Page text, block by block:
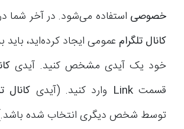
خصوصی استفاده می‌شود. در آخر شما
کانال تلگرام عمومی ایجاد کرده‌اید، باید
خود یک آیدی مشخص کنید. آیدی
قسمتLink وارد کنید. (آیدی کانال
توسط شخص دیگری انتخاب شده